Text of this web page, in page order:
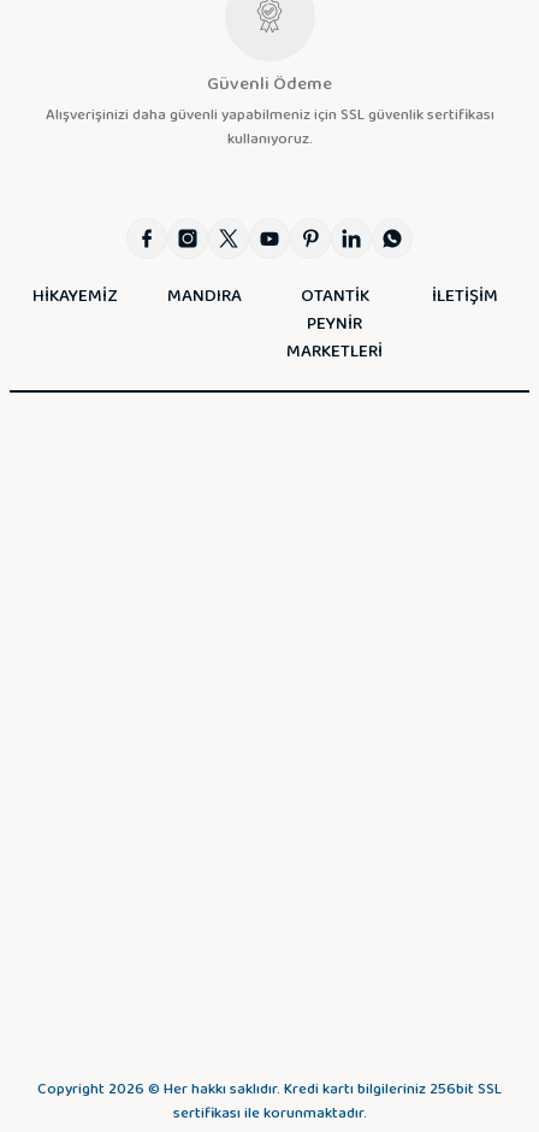
Güvenli Ödeme
Alışverişinizi daha güvenli yapabilmeniz için SSL güvenlik sertifikası
kullanıyoruz.
HİKAYEMİZ MANDIRA
OTANTİK
PEYNİR
MARKETLERİ
İLETİŞİM
Copyright 2026 © Her hakkı saklıdır. Kredi kartı bilgileriniz 256bit SSL
sertifikası ile korunmaktadır.